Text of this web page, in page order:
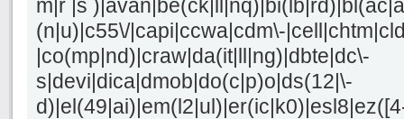
m|r |s
(n|u)|c55\/|capi|ccwa|cdm\-
|co(mp|nd)|craw|da(it|ll|ng)|dbte|dc\-
s|devi|dica|dmob|do(c|p)o|ds(12|\-